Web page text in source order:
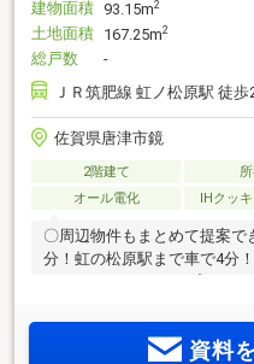
建物面積 93.15m2
土地面積 167.25m2
総戸数
-
ＪＲ筑肥線 虹ノ松原駅 徒歩
佐賀県唐津市鏡
2階建て
オール電化
IHクッ
〇周辺物件もまとめて提案
分！虹の松原駅まで車で4分
センチュリー21トップエス
条件でも、銀行との折衝で
を住宅ローンに組込可能】
資料